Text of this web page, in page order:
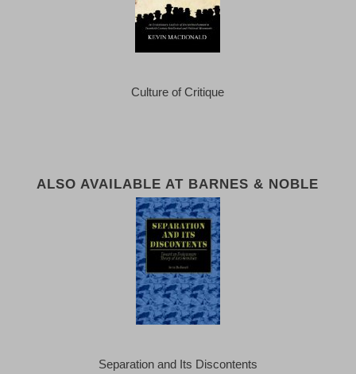
Culture of Critique
ALSO AVAILABLE AT BARNES & NOBLE
Separation and Its Discontents